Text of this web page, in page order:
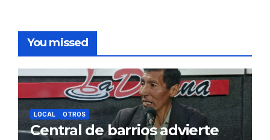
You missed
LOCAL OTROS
Central de barrios advierte